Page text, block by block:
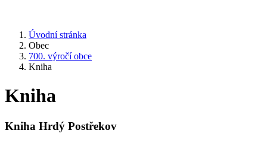
Úvodní stránka
Obec
700. výročí obce
Kniha
Kniha
Kniha Hrdý Postřekov